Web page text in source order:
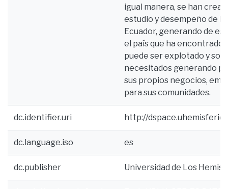
igual manera, se han
estudio y desempeño de
Ecuador, generando de
el país que ha encontrado
puede ser explotado y
necesitados generando
sus propios negocios,
para sus comunidades.
dc.identifier.uri http://
dc.language.iso es
dc.publisher Universidad de Los